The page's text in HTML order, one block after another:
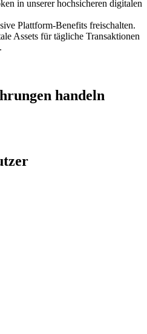
in unserer hochsicheren digitalen
Plattform-Benefits freischalten.
Assets für tägliche Transaktionen
handeln